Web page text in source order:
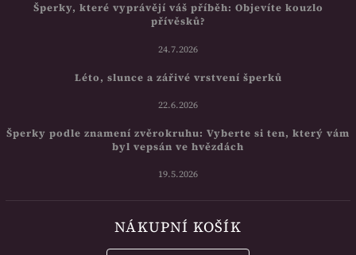
Šperky, které vyprávějí váš příběh: Objevíte kouzlo
přívěsků?
24.7.2026
Léto, slunce a zářivé vrstvení šperků
22.6.2026
Šperky podle znamení zvěrokruhu: Vyberte si ten, který vám
byl vepsán ve hvězdách
19.5.2026
NÁKUPNÍ KOŠÍK